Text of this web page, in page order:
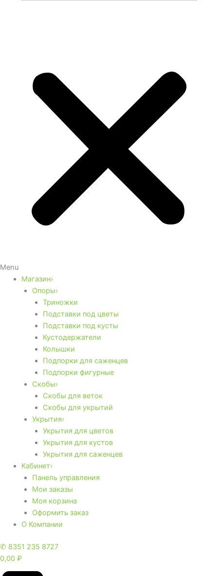
Menu
Магазин›
Опоры›
Триножки
Подставки под цветы
Подставки под кусты
Кустодержатели
Колышки
Подпорки для саженцев
Подпорки фигурные
Скобы›
Скобы для веток
Скобы для укрытий
Укрытия›
Укрытия для цветов
Укрытия для кустов
Укрытия для саженцев
Кабинет›
Панель управления
Мои заказы
Моя корзина
Оформить заказ
О Компании
✆ 8351 235 8727
0,00 ₽